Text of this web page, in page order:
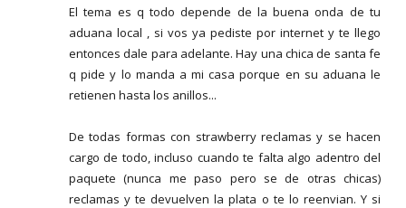
El tema es q todo depende de la buena onda de tu
aduana local , si vos ya pediste por internet y te llego
entonces dale para adelante. Hay una chica de santa fe
q pide y lo manda a mi casa porque en su aduana le
retienen hasta los anillos...
De todas formas con strawberry reclamas y se hacen
cargo de todo, incluso cuando te falta algo adentro del
paquete (nunca me paso pero se de otras chicas)
reclamas y te devuelven la plata o te lo reenvian. Y si